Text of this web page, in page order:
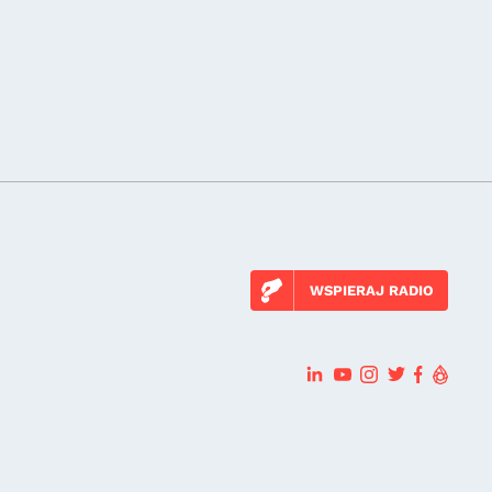
WSPIERAJ RADIO